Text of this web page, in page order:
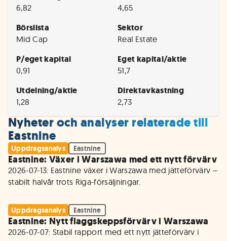
6,82 4,65
Börslista
Mid Cap
Sektor
Real Estate
P/eget kapital
0,91
Eget kapital/aktie
51,7
Utdelning/aktie
1,28
Direktavkastning
2,73
Nyheter och analyser relaterade till
Eastnine
Uppdragsanalys Eastnine
Eastnine: Växer i Warszawa med ett nytt förvärv
2026-07-13: Eastnine växer i Warszawa med jätteförvärv –
Uppdragsanalys Eastnine
Eastnine: Nytt flaggskeppsförvärv i Warszawa
2026-07-07: Stabil rapport med ett nytt jätteförvärv i